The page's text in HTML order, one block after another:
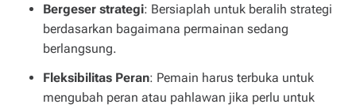
Bergeser strategi: Bersiaplah untuk beralih strategi
berdasarkan bagaimana permainan sedang
berlangsung.
Fleksibilitas Peran: Pemain harus terbuka untuk
mengubah peran atau pahlawan jika perlu untuk